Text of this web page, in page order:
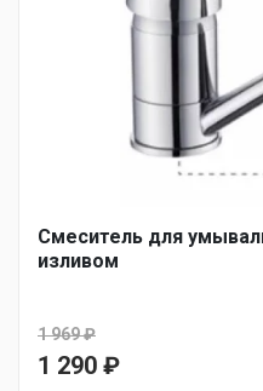
Смеситель для
изливом
1 969₽
Первоначальная
1 290 ₽